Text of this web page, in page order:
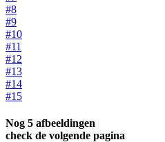
#8
#9
#10
#11
#12
#13
#14
#15
Nog 5 afbeeldingen
check de volgende pagina